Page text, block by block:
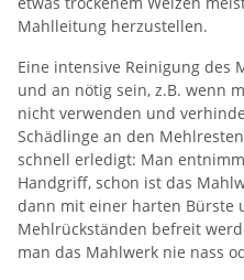
Mahlleitung herzustellen.
Eine intensive Reinigung des
und an nötig sein, z.B. wenn
nicht verwenden und
Schädlinge an den
schnell erledigt: Man
Handgriff, schon ist das
dann mit einer harten Bürste
Mehlrückständen befreit
man das Mahlwerk nie nass